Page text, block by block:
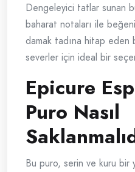
Dengeleyici tatlar sunan
baharat notaları ile
damak tadına hitap
severler için ideal bir
Epicure
Puro Nasıl
Bu puro, serin ve kuru bir